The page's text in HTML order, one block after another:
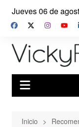
Saltar
contenido
Jueves 06 de
Inicio